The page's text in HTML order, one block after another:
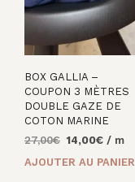
BOX GALLIA –
COUPON 3 MÈTRES
DOUBLE GAZE DE
COTON MARINE
27,00€ Le
14,00€Le/ m
AJOUTER AU PANIER